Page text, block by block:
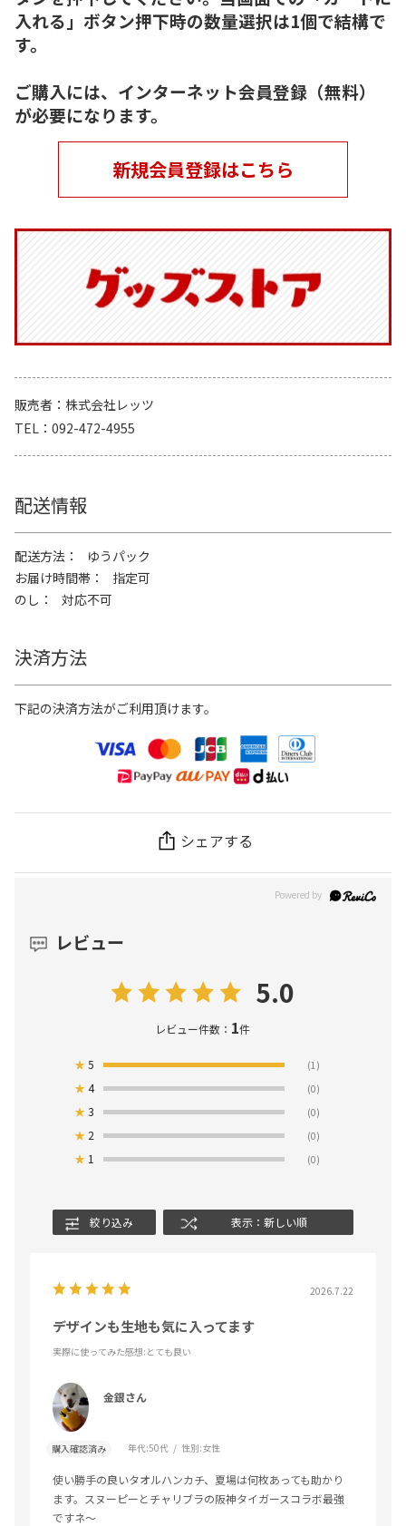
入れる」ボタン押下時の数量選択は1個で結構で
す。
ご購入には、インターネット会員登録（無料）
が必要になります。
新規会員登録はこちら
販売者
株式会社レッツ
TEL
092-472-4955
配送情報
配送方法
ゆうパック
お届け時間帯
指定可
のし
対応不可
決済方法
下記の決済方法がご利用頂けます。
シェアする
レビュー
5.0
レビュー件数： 1件
★5 (1)
★4 (0)
★3 (0)
★ 2 (0)
★ 1 (0)
絞り込み 表示：新しい順
2026.7.22
デザインも生地も気に入ってます
実際に使ってみた感想:とても良い
金銀さん
購入確認済み 年代:50代 性別:女性
使い勝手の良いタオルハンカチ、夏場は何枚あっても助かり
ます。スヌーピーとチャリブラの阪神タイガースコラボ最強
ですネ〜